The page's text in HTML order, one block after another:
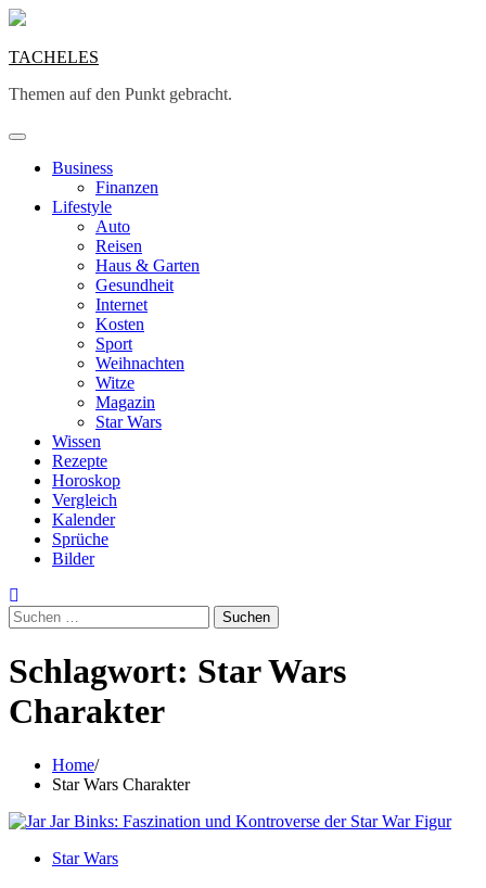
Skip
content
TACHELES
Themen auf den Punkt gebracht.
Business
Finanzen
Lifestyle
Auto
Reisen
Haus & Garten
Gesundheit
Internet
Kosten
Sport
Weihnachten
Witze
Magazin
Star Wars
Wissen
Rezepte
Horoskop
Vergleich
Kalender
Sprüche
Bilder
Suchen
nach:
Schlagwort: Star Wars
Charakter
Home
Star Wars Charakter
Star Wars